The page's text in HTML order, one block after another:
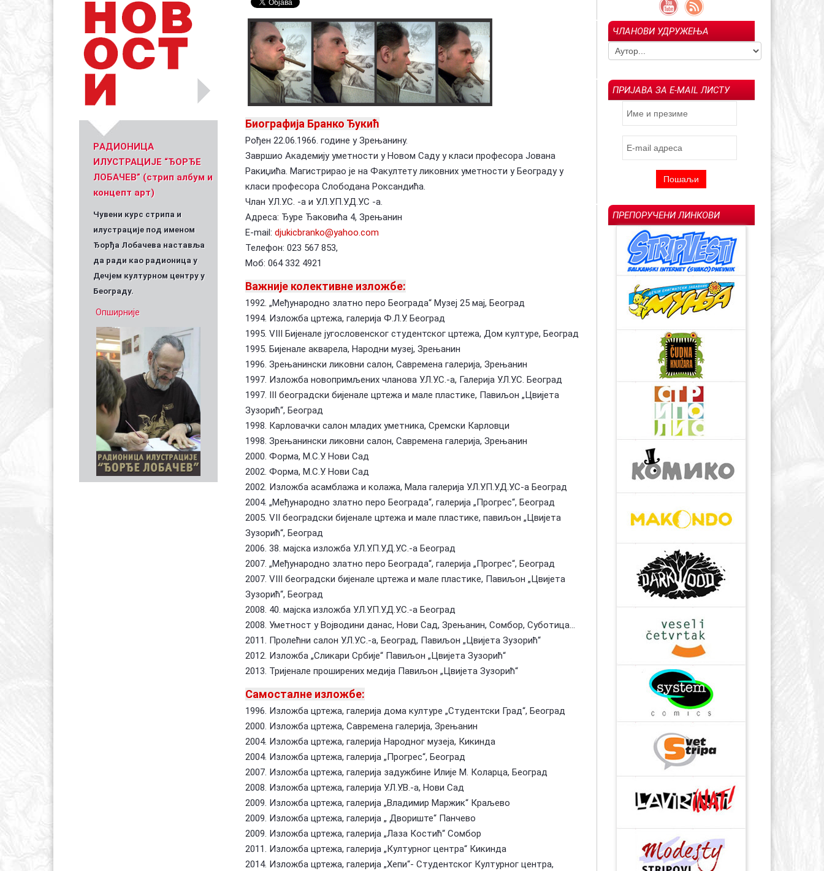
Уметник стрипа и духа Геза Шетет
(Биографија и стрипографија)
In memoriam: Зоран Ковачевић (1955-
Предлагање кандидата за тзв.
Националне пензије у издаваштву —
Посебна признања Владе Репу…
У сећање: Богољуб Арсенијевић –
Ин мемориам: Драгољуб "Драган" М.
PАДИОНИЦА
ИЛУСТРАЦИЈЕ “ЂОРЂЕ
ЛОБАЧЕВ” (стрип албум и
концепт арт)
Чувени курс стрипа и
илустрације под именом
Ђорђа Лобачева наставља
да ради као радионица у
Дечјем културном центру у
Београду.
Опширније
Биографија Бранко Ђукић
Рођен 22.06.1966. године у Зрењанину.
Завршио Академију уметности у Новом Саду у класи професора Јована
Ракиџића. Магистрирао је на Факултету ликовних уметности у Београду у
класи професора Слободана Роксандића.
Члан У.Л.У.С. -а и У.Л.У.П.У.Д.У.С -а.
Адреса: Ђуре Ђаковића 4, Зрењанин
Е-mail: djukicbranko@yahoo.com
Телефон: 023 567 853,
Моб: 064 332 4921
Важније колективне изложбе:
1992. „Међународно златно перо Београда“ Музеј 25 мај, Београд
1994. Изложба цртежа, галерија Ф.Л.У. Београд
1995. VIII Бијенале југословенског студентског цртежа, Дом културе, Београд
1995. Бијенале акварела, Народни музеј, Зрењанин
1996. Зрењанински ликовни салон, Савремена галерија, Зрењанин
1997. Изложба новопримљених чланова У.Л.У.С.-а, Галерија У.Л.У.С. Београд
1997. III београдски бијенале цртежа и мале пластике, Павиљон „Цвијета
Зузорић“, Београд
1998. Карловачки салон младих уметника, Сремски Карловци
1998. Зрењанински ликовни салон, Савремена галерија, Зрењанин
2000. Форма, М.С.У. Нови Сад
2002. Форма, М.С.У. Нови Сад
2002. Изложба асамблажа и колажа, Мала галерија У.Л.У.П.У.Д.У.С-а Београд
2004. „Међународно златно перо Београда“, галерија „Прогрес“, Београд
2005. VII београдски бијенале цртежа и мале пластике, павиљон „Цвијета
Зузорић“, Београд
2006. 38. мајска изложба У.Л.У.П.У.Д.У.С.-а Београд
2007. „Међународно златно перо Београда“, галерија „Прогрес“, Београд
2007. VIII београдски бијенале цртежа и мале пластике, Павиљон „Цвијета
Зузорић“, Београд
2008. 40. мајска изложба У.Л.У.П.У.Д.У.С.-а Београд
2008. Уметност у Војводини данас, Нови Сад, Зрењанин, Сомбор, Суботица...
2011. Пролећни салон У.Л.У.С.-а, Београд, Павиљон „Цвијета Зузорић“
2012. Изложба „Сликари Србије“ Павиљон „Цвијета Зузорић“
2013. Тријенале проширених медија Павиљон „Цвијета Зузорић“
Самосталне изложбе:
1996. Изложба цртежа, галерија дома културе „Студентски Град“, Београд
2000. Изложба цртежа, Савремена галерија, Зрењанин
2004. Изложба цртежа, галерија Народног музеја, Кикинда
2004. Изложба цртежа, галерија „Прогрес“, Београд
2007. Изложба цртежа, галерија задужбине Илије М. Коларца, Београд
2008. Изложба цртежа, галерија У.Л.У.В.-а, Нови Сад
2009. Изложба цртежа, галерија „Владимир Маржик“ Краљево
2009. Изложба цртежа, галерија „ Двориште“ Панчево
2009. Изложба цртежа, галерија „Лаза Костић“ Сомбор
2011. Изложба цртежа, галерија „Културног центра“ Кикинда
2014. Изложба цртежа, галерија „Хепи“- Студентског Културног центра,
ЧЛАНОВИ УДРУЖЕЊА
ПРИЈАВА ЗА E-MAIL ЛИСТУ
ПРЕПОРУЧЕНИ ЛИНКОВИ